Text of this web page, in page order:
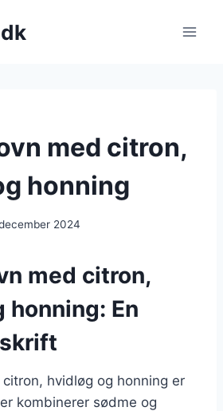
med citron,
honning
2024
med citron,
honning: En
hvidløg og honning er
kombinerer sødme og